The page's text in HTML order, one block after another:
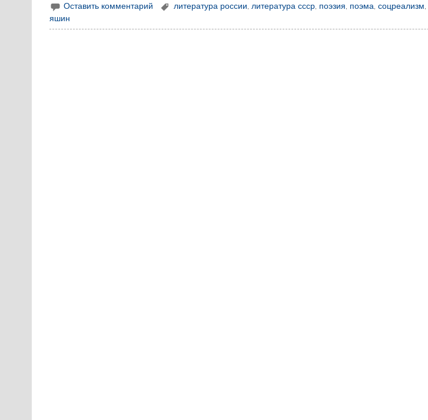
Оставить комментарий литература россии литература ссср, поэзия поэма соцреализм
яшин